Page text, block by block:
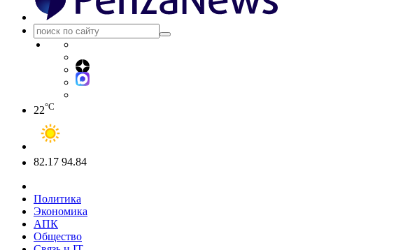
22°C
82.17 94.84
Политика
Экономика
АПК
Общество